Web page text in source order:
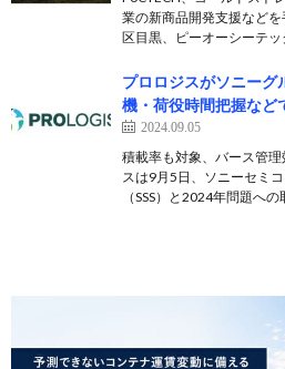
業の新商品開発支援など
区目黒、ピーオーシーテ
プロロジスがソニーグ
機・荷役時間把握など
2024.09.05
積載率も対象、バース管
スは9月5日、ソニーセミ
（SSS）と2024年問題へ